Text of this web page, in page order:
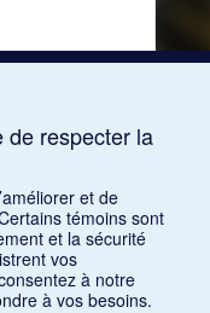
1 (novembre
de respecter la
et de
témoins sont
et la sécurité
vos
à notre
à vos besoins.